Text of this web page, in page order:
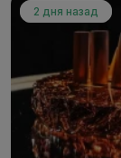
2 дня назад